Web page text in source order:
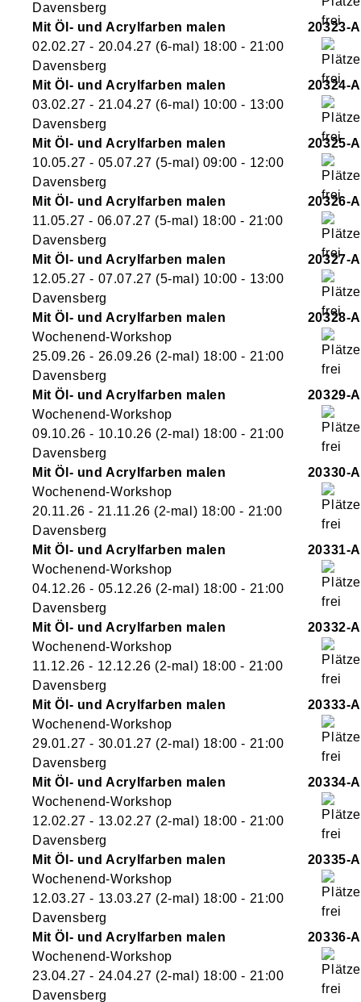
Davensberg
Mit Öl- und Acrylfarben malen
20323-A
02.02.27 - 20.04.27 (6-mal) 18:00 - 21:00
Davensberg
Mit Öl- und Acrylfarben malen
20324-A
03.02.27 - 21.04.27 (6-mal) 10:00 - 13:00
Davensberg
Mit Öl- und Acrylfarben malen
20325-A
10.05.27 - 05.07.27 (5-mal) 09:00 - 12:00
Davensberg
Mit Öl- und Acrylfarben malen
20326-A
11.05.27 - 06.07.27 (5-mal) 18:00 - 21:00
Davensberg
Mit Öl- und Acrylfarben malen
20327-A
12.05.27 - 07.07.27 (5-mal) 10:00 - 13:00
Davensberg
Mit Öl- und Acrylfarben malen
20328-A
Wochenend-Workshop
25.09.26 - 26.09.26 (2-mal) 18:00 - 21:00
Davensberg
Mit Öl- und Acrylfarben malen
20329-A
Wochenend-Workshop
09.10.26 - 10.10.26 (2-mal) 18:00 - 21:00
Davensberg
Mit Öl- und Acrylfarben malen
20330-A
Wochenend-Workshop
20.11.26 - 21.11.26 (2-mal) 18:00 - 21:00
Davensberg
Mit Öl- und Acrylfarben malen
20331-A
Wochenend-Workshop
04.12.26 - 05.12.26 (2-mal) 18:00 - 21:00
Davensberg
Mit Öl- und Acrylfarben malen
20332-A
Wochenend-Workshop
11.12.26 - 12.12.26 (2-mal) 18:00 - 21:00
Davensberg
Mit Öl- und Acrylfarben malen
20333-A
Wochenend-Workshop
29.01.27 - 30.01.27 (2-mal) 18:00 - 21:00
Davensberg
Mit Öl- und Acrylfarben malen
20334-A
Wochenend-Workshop
12.02.27 - 13.02.27 (2-mal) 18:00 - 21:00
Davensberg
Mit Öl- und Acrylfarben malen
20335-A
Wochenend-Workshop
12.03.27 - 13.03.27 (2-mal) 18:00 - 21:00
Davensberg
Mit Öl- und Acrylfarben malen
20336-A
Wochenend-Workshop
23.04.27 - 24.04.27 (2-mal) 18:00 - 21:00
Davensberg